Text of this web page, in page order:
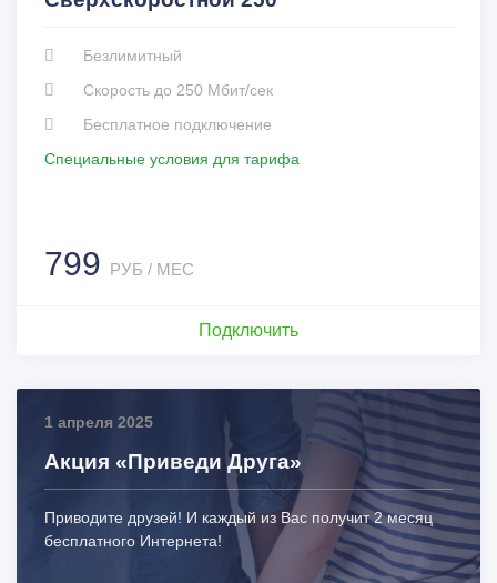
Безлимитный
Скорость до 250 Мбит/сек
Бесплатное подключение
Специальные условия для тарифа
799 РУБ / МЕС
Подключить
1 апреля 2025
Акция «Приведи Друга»
Приводите друзей! И каждый из Вас получит 2 месяц
бесплатного Интернета!